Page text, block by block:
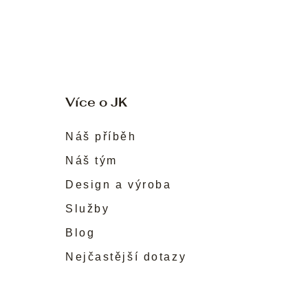
Více o JK
Náš příběh
Náš tým
Design a výroba
Služby
Blog
Nejčastější dotazy